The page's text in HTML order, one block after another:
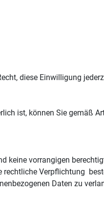
diese Einwilligung
ist, können Sie gemäß
keine vorrangigen
rechtliche Verpflichtung
Daten zu